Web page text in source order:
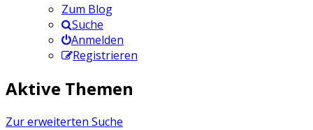
Zum Blog
Suche
Anmelden
Registrieren
Aktive Themen
Zur erweiterten Suche